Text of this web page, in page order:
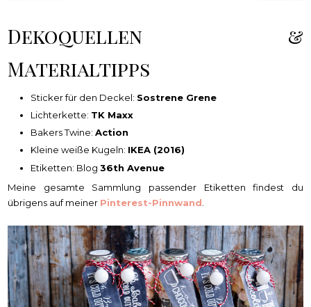
Dekoquellen &
Materialtipps
Sticker für den Deckel: Sostrene Grene
Lichterkette: TK Maxx
Bakers Twine: Action
Kleine weiße Kugeln: IKEA (2016)
Etiketten: Blog 36th Avenue
Meine gesamte Sammlung passender Etiketten findest du
übrigens auf meiner Pinterest-Pinnwand.